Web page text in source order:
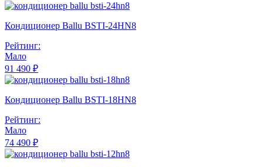
Кондиционер Ballu BSTI-24HN8
Рейтинг:
Мало
91 490 ₽
Кондиционер Ballu BSTI-18HN8
Рейтинг:
Мало
74 490 ₽